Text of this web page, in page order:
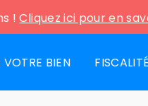
!Cliquez ici pour en
VOTRE BIEN